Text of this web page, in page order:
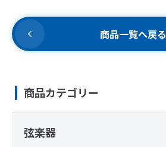
商品一覧へ戻る
商品カテゴリー
弦楽器